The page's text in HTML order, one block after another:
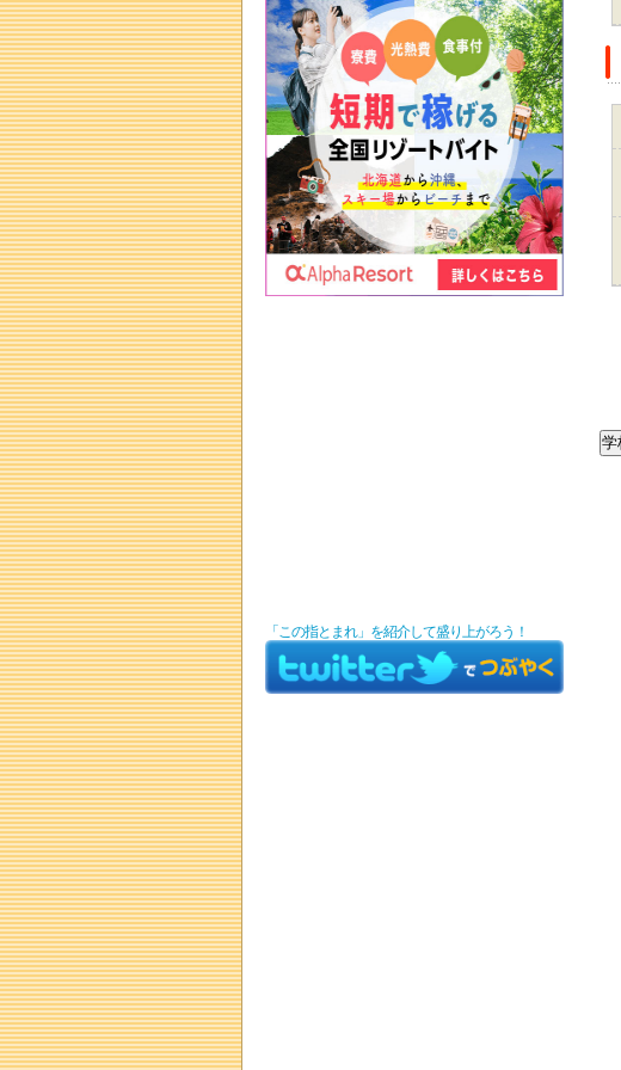
「この指とまれ」を紹介して盛り上がろう！